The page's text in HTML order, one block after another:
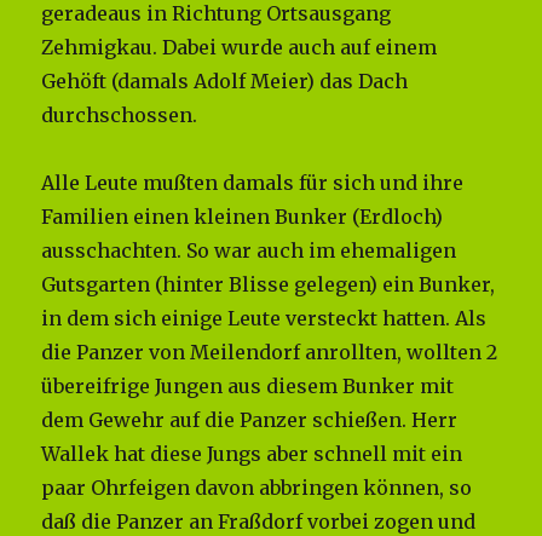
geradeaus in Richtung Ortsausgang
Zehmigkau. Dabei wurde auch auf einem
Gehöft (damals Adolf Meier) das Dach
durchschossen.
Alle Leute mußten damals für sich und ihre
Familien einen kleinen Bunker (Erdloch)
ausschachten. So war auch im ehemaligen
Gutsgarten (hinter Blisse gelegen) ein Bunker,
in dem sich einige Leute versteckt hatten. Als
die Panzer von Meilendorf anrollten, wollten 2
übereifrige Jungen aus diesem Bunker mit
dem Gewehr auf die Panzer schießen. Herr
Wallek hat diese Jungs aber schnell mit ein
paar Ohrfeigen davon abbringen können, so
daß die Panzer an Fraßdorf vorbei zogen und